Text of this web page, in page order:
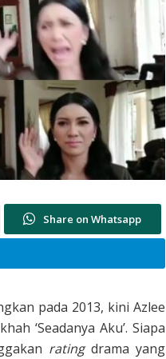
Share on Whatsapp
pada 2013, kini Azlee
‘Seadanya Aku’. Siapa
ratingdrama yang